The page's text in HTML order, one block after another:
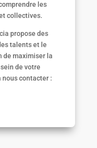
les
collectives.
propose des
talents et le
de maximiser la
de votre
nous contacter :